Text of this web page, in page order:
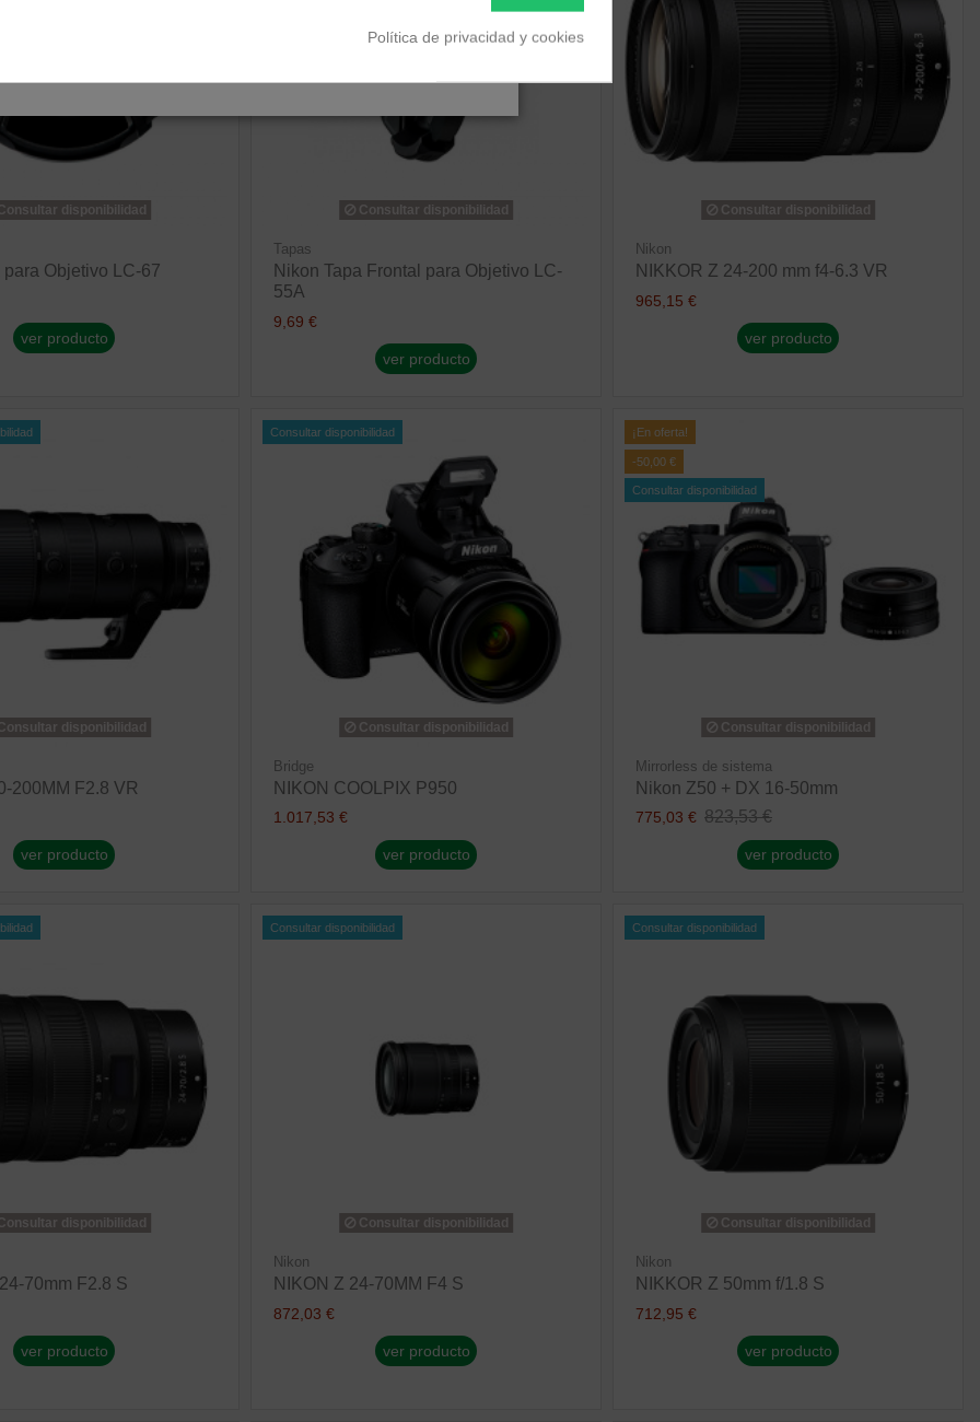
disponibilidad
para Objetivo LC-67
ver producto
Consultar disponibilidad
Tapas
Nikon Tapa Frontal para Objetivo LC-
55A
9,69 €
ver producto
Consultar disponibilidad
Nikon
NIKKOR Z 24-200 mm f4-6.3 VR
965,15 €
ver producto
disponibilidad
200MM F2.8 VR
ver producto
Consultar disponibilidad
Consultar disponibilidad
Bridge
NIKON COOLPIX P950
1.017,53 €
ver producto
¡En oferta!
-50,00 €
Consultar disponibilidad
Consultar disponibilidad
Mirrorless de sistema
Nikon Z50 + DX 16-50mm
775,03 € 823,53 €
ver producto
disponibilidad
70mm F2.8 S
ver producto
Consultar disponibilidad
Consultar disponibilidad
Nikon
NIKON Z 24-70MM F4 S
872,03 €
ver producto
Consultar disponibilidad
Consultar disponibilidad
Nikon
NIKKOR Z 50mm f/1.8 S
712,95 €
ver producto
Política de privacidad y cookies